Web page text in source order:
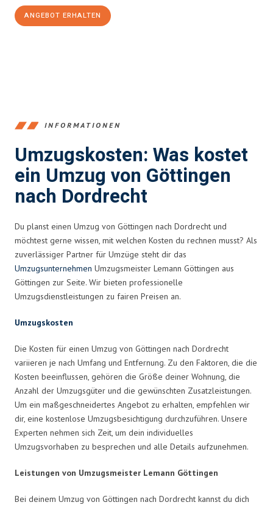
ANGEBOT ERHALTEN
INFORMATIONEN
Umzugskosten: Was kostet
ein Umzug von Göttingen
nach Dordrecht
Du planst einen Umzug von Göttingen nach Dordrecht und
möchtest gerne wissen, mit welchen Kosten du rechnen musst? Als
zuverlässiger Partner für Umzüge steht dir das
Umzugsunternehmen Umzugsmeister Lemann Göttingen aus
Göttingen zur Seite. Wir bieten professionelle
Umzugsdienstleistungen zu fairen Preisen an.
Umzugskosten
Die Kosten für einen Umzug von Göttingen nach Dordrecht
variieren je nach Umfang und Entfernung. Zu den Faktoren, die die
Kosten beeinflussen, gehören die Größe deiner Wohnung, die
Anzahl der Umzugsgüter und die gewünschten Zusatzleistungen.
Um ein maßgeschneidertes Angebot zu erhalten, empfehlen wir
dir, eine kostenlose Umzugsbesichtigung durchzuführen. Unsere
Experten nehmen sich Zeit, um dein individuelles
Umzugsvorhaben zu besprechen und alle Details aufzunehmen.
Leistungen von Umzugsmeister Lemann Göttingen
Bei deinem Umzug von Göttingen nach Dordrecht kannst du dich